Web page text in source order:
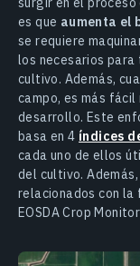
es que aumenta el
se requiere
los necesarios
cultivo. Además,
campo, es más
desarrollo. Este
basa en 4 índices
cada uno de ellos
del cultivo.
relacionados con la
EOSDA Crop